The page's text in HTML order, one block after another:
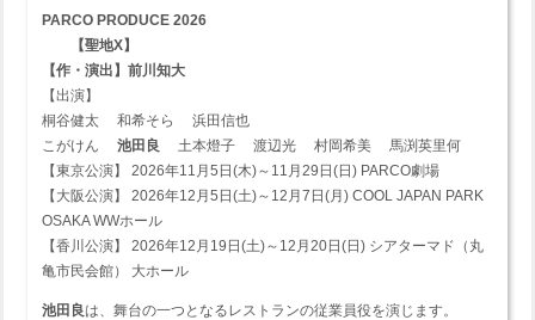
PARCO PRODUCE 2026
【聖地X】
【作・演出】前川知大
【出演】
桐谷健太 和希そら 浜田信也
こがけん 池田良 土本燈子 渡辺光 村岡希美 馬渕英里何
【東京公演】 2026年11月5日(木)～11月29日(日) PARCO劇場
【大阪公演】 2026年12月5日(土)～12月7日(月) COOL JAPAN PARK
OSAKA WWホール
【香川公演】 2026年12月19日(土)～12月20日(日) シアターマド（丸
亀市民会館） 大ホール
池田良は、舞台の一つとなるレストランの従業員役を演じます。